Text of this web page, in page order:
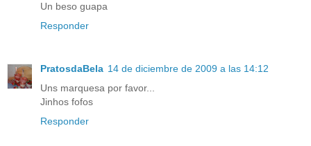
Un beso guapa
Responder
PratosdaBela 14 de diciembre de 2009 a las 14:12
Uns marquesa por favor...
Jinhos fofos
Responder